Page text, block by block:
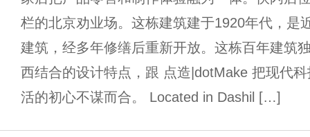
栏的北京劝业场。这栋建筑建于1920年代，是
建筑，经多年修缮后重新开放。这栋百年建筑
西结合的设计特点，跟 点造|dotMake 把现代
活的初心不谋而合。 Located in Dashil […]